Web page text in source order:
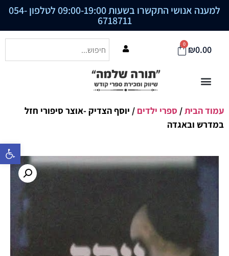
פתח סרגל
למענה אנושי התקשרו בשעות 09:00-19:00 לטלפון 054-
6718711
₪0.00
0
עמוד הבית/ ספרי ילדים / יוסף הצדיק -אוצר סיפורי חזל
במדרש ובאגדה